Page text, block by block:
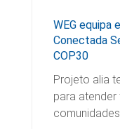
WEG equipa
Conectada
COP30
Projeto alia
para atender